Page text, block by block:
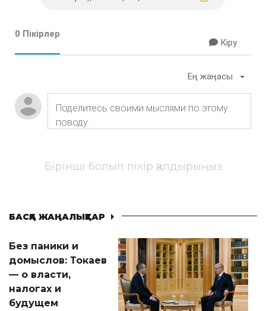
0 Пікірлер
Кіру
Ең жаңасы
Бірінші болып пікір қалдырыңыз
БАСҚА ЖАҢАЛЫҚТАР
Без паники и
домыслов: Токаев
— о власти,
налогах и
будущем